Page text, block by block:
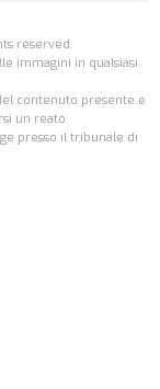
reserved.
immagini in qualsiasi
contenuto presente e
un reato.
presso il tribunale di